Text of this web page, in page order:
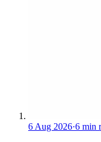
6 Aug 2026·6 min